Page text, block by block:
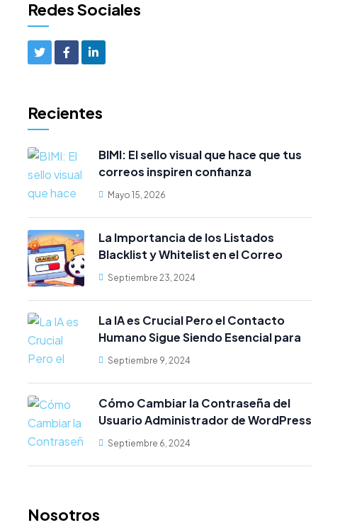
Redes Sociales
Recientes
BIMI: El sello visual que hace que tus
correos inspiren confianza
Mayo 15, 2026
La Importancia de los Listados
Blacklist y Whitelist en el Correo
Electrónico cPanel
Septiembre 23, 2024
La IA es Crucial Pero el Contacto
Humano Sigue Siendo Esencial para
los Clientes
Septiembre 9, 2024
Cómo Cambiar la Contraseña del
Usuario Administrador de WordPress
desde MySQL
Septiembre 6, 2024
Nosotros